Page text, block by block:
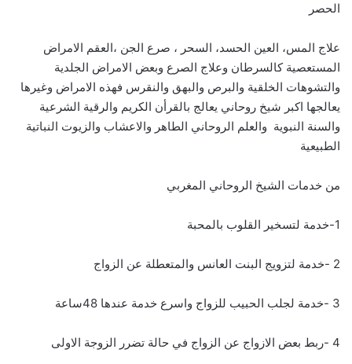
الحصر
علاج المس، العين الحسد، السحر ، صرع الجن ،العقم الامراض
المستعصية كالسرطان وعلاج الصرع وبعض الامراض الجلدية
والتشوهات الخلقية والبرص والبهق والنقرس فهذه الامراض وغيرها
يعالجها اكبر شيخ روحاني يعالج بالقرأن الكريم والرقية الشرعية
والسنة النبوية والعلم الروحاني الطاهر والاعشاب والزيوت النباتية
الطبيعية
من خدمات الشيخ الروحاني المغربي
1-خدمة لتسخير القلوب بالمحبة
2 -خدمة لتزويج البنت العانس والمتعطلة عن الزواج
3 -خدمة لجلب الحبيب للزواج واسرع خدمة عندها 48ساعة
4 -ربط بعض الازواج عن الزواج في حالة تضرر الزوجة الاولى